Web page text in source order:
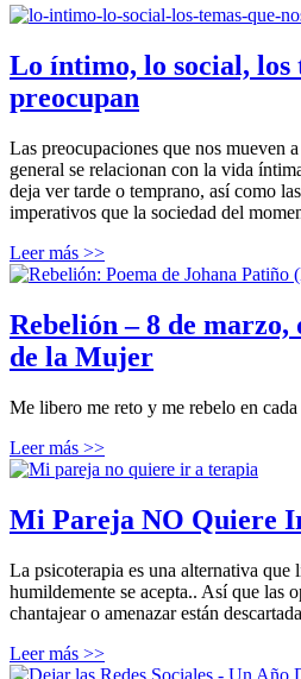
Lo íntimo, lo social, los
preocupan
Las preocupaciones que nos mueven
general se relacionan con la vida
deja ver tarde o temprano, así como
imperativos que la sociedad del
Leer más >>
Rebelión – 8 de
de la Mujer
Me libero me reto y me rebelo en
Leer más >>
Mi Pareja NO Quiere
La psicoterapia es una alternativa que
humildemente se acepta.. Así que las
chantajear o amenazar están
Leer más >>